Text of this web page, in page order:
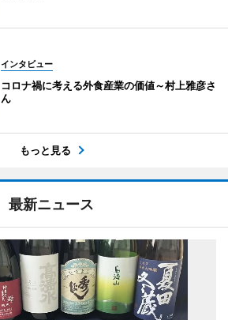
インタビュー
コロナ禍に考える外食産業の価値～村上雅彦さ
ん
もっと見る
最新ニュース